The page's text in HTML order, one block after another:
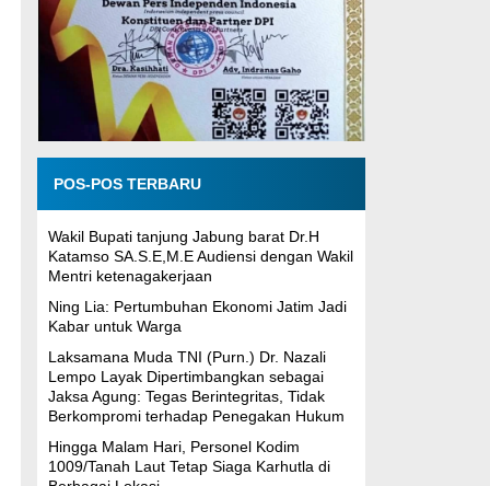
POS-POS TERBARU
Wakil Bupati tanjung Jabung barat Dr.H
Katamso SA.S.E,M.E Audiensi dengan Wakil
Mentri ketenagakerjaan
Ning Lia: Pertumbuhan Ekonomi Jatim Jadi
Kabar untuk Warga
Laksamana Muda TNI (Purn.) Dr. Nazali
Lempo Layak Dipertimbangkan sebagai
Jaksa Agung: Tegas Berintegritas, Tidak
Berkompromi terhadap Penegakan Hukum
Hingga Malam Hari, Personel Kodim
1009/Tanah Laut Tetap Siaga Karhutla di